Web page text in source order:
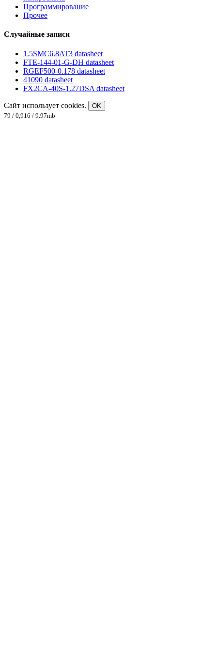
Программирование
Прочее
Случайные записи
1.5SMC6.8AT3 datasheet
FTE-144-01-G-DH datasheet
RGEF500-0.178 datasheet
41090 datasheet
FX2CA-40S-1.27DSA datasheet
Сайт использует cookies.
OK
79 / 0,916 / 9.97mb